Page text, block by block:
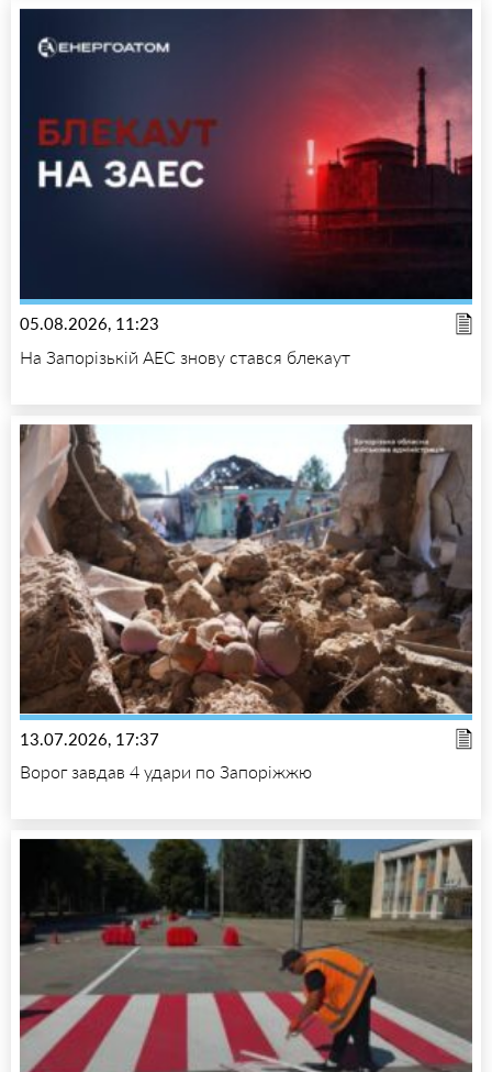
05.08.2026, 11:23
На Запорізькій АЕС знову стався блекаут
13.07.2026, 17:37
Ворог завдав 4 удари по Запоріжжю